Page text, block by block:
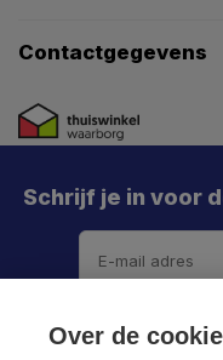
Contactgegevens
Schrijf je in voor
Over de